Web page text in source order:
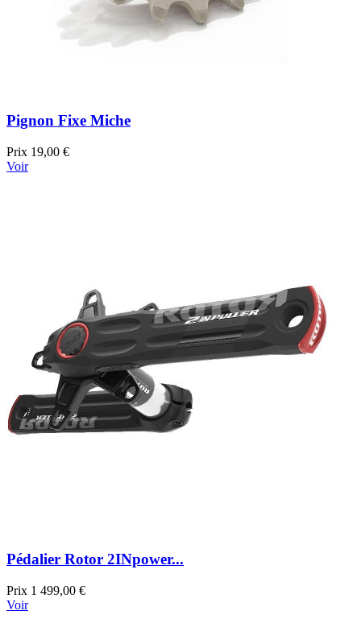
Pignon Fixe Miche
Prix 19,00 €
Voir
Pédalier Rotor 2INpower...
Prix 1 499,00 €
Voir